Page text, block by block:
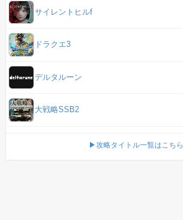
サイレントヒルf
ドラクエ3
デルタルーン
大戦略SSB2
▶攻略タイトル一覧はこちら